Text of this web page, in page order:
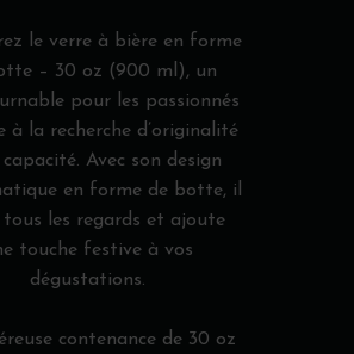
le verre à bière en forme
– 30 oz (900 ml), un
pour les passionnés
à la recherche d’originalité
Avec son design
en forme de botte, il
les regards et ajoute
touche festive à vos
dégustations.
contenance de 30 oz